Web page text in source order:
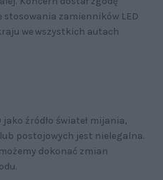
stosowania zamienników LED
we wszystkich autach
źródło świateł mijania,
postojowych jest nielegalna.
dokonać zmian